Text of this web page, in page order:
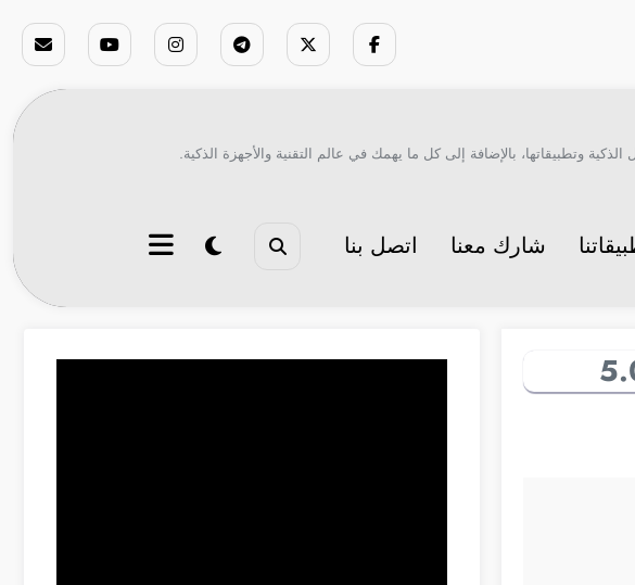
وتطبيقاتها، بالإضافة إلى كل ما يهمك في عالم التقنية والأجهزة الذكية.
شارك معنا اتصل بنا